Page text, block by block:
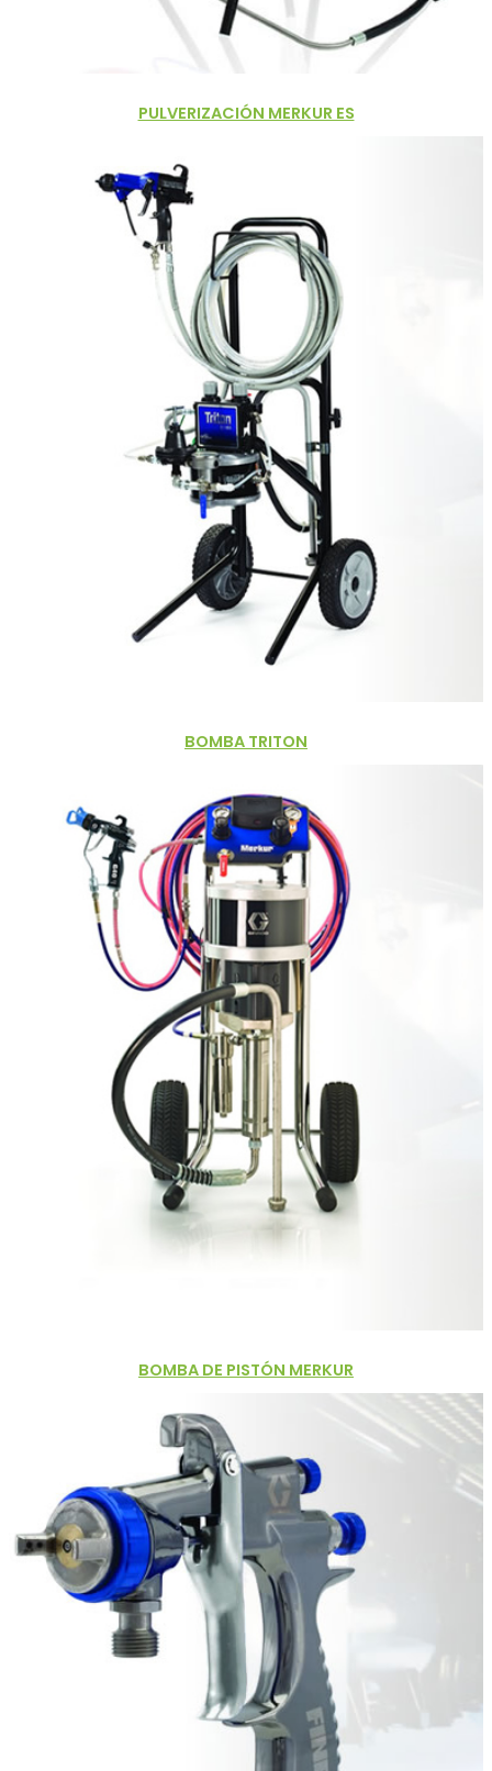
PULVERIZACIÓN MERKUR ES
BOMBA TRITON
BOMBA DE PISTÓN MERKUR